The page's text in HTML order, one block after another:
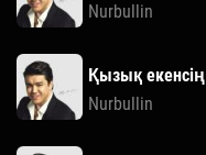
Nurbullin
Қызық екенсің
Nurbullin